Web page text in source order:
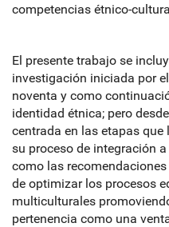
competencias étnico-
El presente trabajo se
investigación iniciada por
noventa y como
identidad étnica; pero
centrada en las etapas que
su proceso de integración
como las
de optimizar los procesos
multiculturales
pertenencia como una